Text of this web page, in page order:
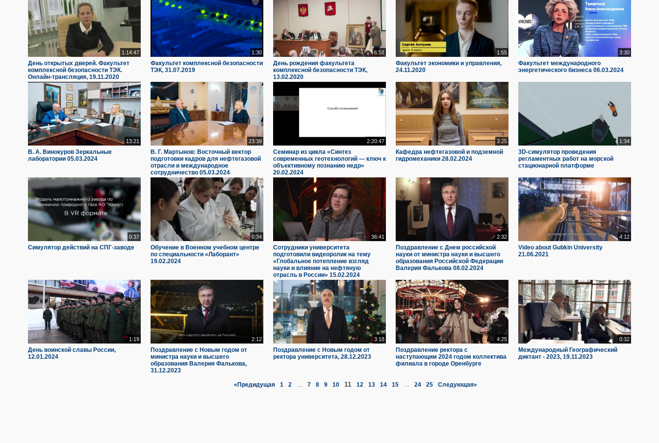
1:14:47
День открытых дверей. Факультет
комплексной безопасности ТЭК.
Онлайн-трансляция, 19.11.2020
1:30
Факультет комплексной безопасности
ТЭК, 31.07.2019
6:58
День рождения факультета
комплексной безопасности ТЭК,
13.02.2020
1:55
Факультет экономики и управления,
24.11.2020
3:30
Факультет международного
энергетического бизнеса 06.03.2024
13:21
В. А. Винокуров Зеркальные
лаборатории 05.03.2024
23:39
В. Г. Мартынов: Восточный вектор
подготовки кадров для нефтегазовой
отрасли и международное
сотрудничество 05.03.2024
2:20:47
Семинар из цикла «Синтез
современных геотехнологий — ключ к
объективному познанию недр»
20.02.2024
3:25
Кафедра нефтегазовой и подземной
гидромеханики 28.02.2024
1:34
3D-симулятор проведения
регламентных работ на морской
стационарной платформе
0:37
Симулятор действий на СПГ-заводе
0:34
Обучение в Военном учебном центре
по специальности «Лаборант»
19.02.2024
36:41
Сотрудники университета
подготовили видеоролик на тему
«Глобальное потепление взгляд
науки и влияние на нефтяную
отрасль в России» 15.02.2024
2:32
Поздравление с Днем российской
науки от министра науки и высшего
образования Российской Федерации
Валерия Фалькова 08.02.2024
4:12
Video about Gubkin University
21.06.2021
1:19
День воинской славы России,
12.01.2024
2:12
Поздравление с Новым годом от
министра науки и высшего
образования Валерия Фалькова,
31.12.2023
3:18
Поздравление с Новым годом от
ректора университета, 28.12.2023
4:25
Поздравление ректора с
наступающим 2024 годом коллектива
филиала в городе Оренбурге
0:32
Международный Географический
диктант - 2023, 19.11.2023
«Предидущая 1 2 7 8 9 10 11 12 13 14 15 24 25 Следующая»